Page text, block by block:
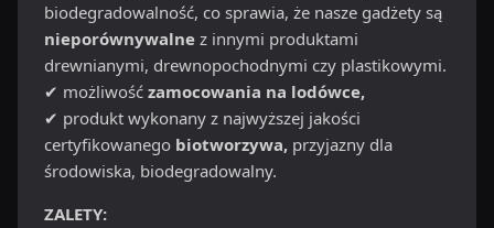
biodegradowalność, co sprawia, że nasze gadżety są
nieporównywalne z innymi produktami
drewnianymi, drewnopochodnymi czy plastikowymi.
✔ możliwość zamocowania na lodówce,
✔ produkt wykonany z najwyższej jakości
certyfikowanego biotworzywa, przyjazny dla
środowiska, biodegradowalny.
ZALETY: